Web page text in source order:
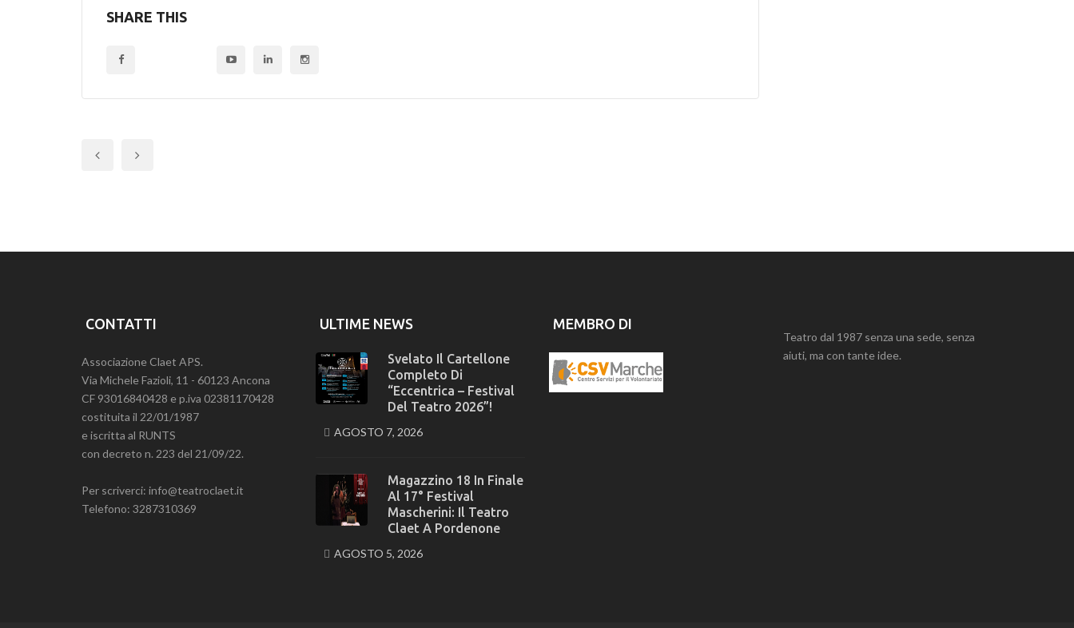
SHARE THIS
CONTATTI
Associazione Claet APS.
Via Michele Fazioli, 11 - 60123 Ancona
CF 93016840428 e p.iva 02381170428
costituita il 22/01/1987
e iscritta al RUNTS
con decreto n. 223 del 21/09/22.
Per scriverci: info@teatroclaet.it
Telefono: 3287310369
ULTIME NEWS
Svelato Il Cartellone
Completo Di
“Eccentrica – Festival
Del Teatro 2026”!
AGOSTO 7, 2026
Magazzino 18 In Finale
Al 17° Festival
Mascherini: Il Teatro
Claet A Pordenone
AGOSTO 5, 2026
MEMBRO DI
Teatro dal 1987 senza una sede, senza
aiuti, ma con tante idee.